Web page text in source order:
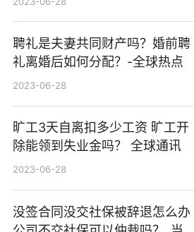
聘礼是夫妻共同财产吗？婚前聘
礼离婚后如何分配？-全球热点
2023-06-28
旷工3天自离扣多少工资 旷工开
除能领到失业金吗？ 全球通讯
2023-06-28
没签合同没交社保被辞退怎么办